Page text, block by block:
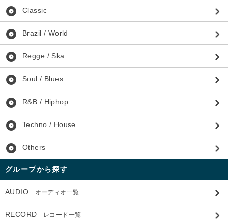
album Classic
album Brazil / World
album Regge / Ska
album Soul / Blues
album R&B / Hiphop
album Techno / House
album Others
グループから探す
AUDIO オーディオ一覧
RECORD レコード一覧